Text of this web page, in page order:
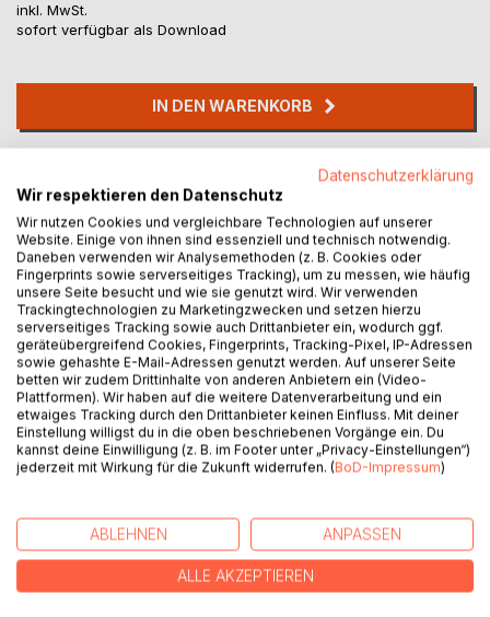
inkl. MwSt.
sofort verfügbar als Download
IN DEN WARENKORB
Titel bewerten
BESCHREIBUNG
Marsello: Mein Leben
Die Stationen eines Katers, der aus einem Tierheim kommt,
einem neuen Heim begibt. Sein langer Weg führt ihn über
Hunger und Kälte schließlich zu Sue und Sam, die ihn
aufnehmen und verwöhnen. Alleine und mit ihnen erlebt er
ungewöhnliche Abenteuer und lebensbedrohende
Datenschutzerklärung
Wir respektieren den Datenschutz
Wir nutzen Cookies und vergleichbare Technologien auf unserer
Website. Einige von ihnen sind essenziell und technisch notwendig.
Daneben verwenden wir Analysemethoden (z. B. Cookies oder
Fingerprints sowie serverseitiges Tracking), um zu messen, wie häufig
unsere Seite besucht und wie sie genutzt wird. Wir verwenden
Trackingtechnologien zu Marketingzwecken und setzen hierzu
serverseitiges Tracking sowie auch Drittanbieter ein, wodurch ggf.
geräteübergreifend Cookies, Fingerprints, Tracking-Pixel, IP-Adressen
sowie gehashte E-Mail-Adressen genutzt werden. Auf unserer Seite
betten wir zudem Drittinhalte von anderen Anbietern ein (Video-
Plattformen). Wir haben auf die weitere Datenverarbeitung und ein
etwaiges Tracking durch den Drittanbieter keinen Einfluss. Mit deiner
Einstellung willigst du in die oben beschriebenen Vorgänge ein. Du
kannst deine Einwilligung (z. B. im Footer unter „Privacy-Einstellungen“)
jederzeit mit Wirkung für die Zukunft widerrufen. (BoD-Impressum)
ABLEHNEN ANPASSEN
ALLE AKZEPTIEREN